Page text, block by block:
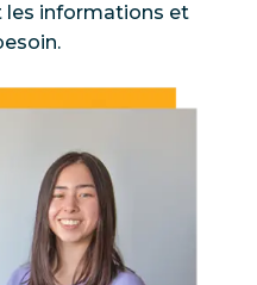
les informations et
a augmenté ses